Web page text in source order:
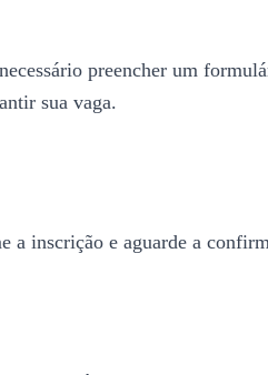
preencher um
sua vaga.
a inscrição e aguarde a